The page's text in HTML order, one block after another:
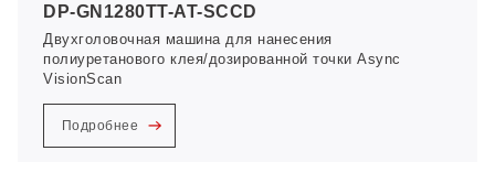
DP-GN1280TT-AT-SCCD
Двухголовочная машина для нанесения
полиуретанового клея/дозированной точки Async
VisionScan
Подробнее